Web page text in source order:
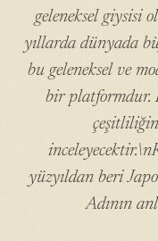
geleneksel giysisi
yıllarda dünyada
bu geleneksel ve
bir platformdur.
yüzyıldan beri
Adının